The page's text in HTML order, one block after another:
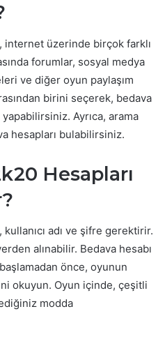
internet üzerinde birçok farklı
forumlar, sosyal medya
ve diğer oyun paylaşım
birini seçerek, bedava
Ayrıca, arama
hesapları bulabilirsiniz.
Hesapları
adı ve şifre gerektirir.
alınabilir. Bedava hesabı
önce, oyunun
okuyun. Oyun içinde, çeşitli
modda